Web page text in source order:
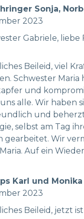
Sonja,
2023
Gabriele, liebe
Beileid, viel
Schwester Maria
und
alle. Wir haben
und
selbst am Tag
gearbeitet. Wir
Auf ein
Karl und Monika
2023
Beileid, jetzt ist